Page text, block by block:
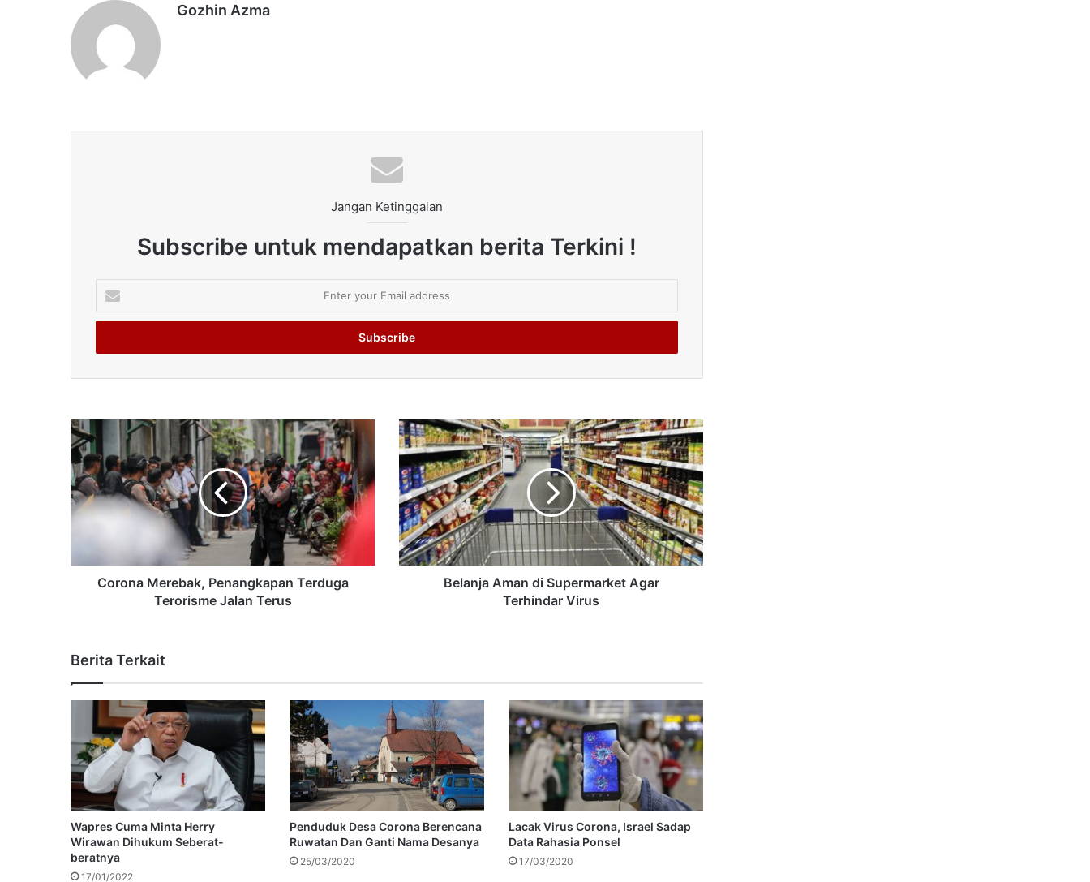
Gozhin Azma
Jangan Ketinggalan
Subscribe untuk mendapatkan berita Terkini !
your
Email
Corona Merebak, Penangkapan Terduga
Terorisme Jalan Terus
Belanja Aman di Supermarket Agar
Terhindar Virus
Berita Terkait
Wapres Cuma Minta Herry
Wirawan Dihukum Seberat-
beratnya
17/01/2022
Penduduk Desa Corona Berencana
Ruwatan Dan Ganti Nama Desanya
25/03/2020
Lacak Virus Corona, Israel Sadap
Data Rahasia Ponsel
17/03/2020